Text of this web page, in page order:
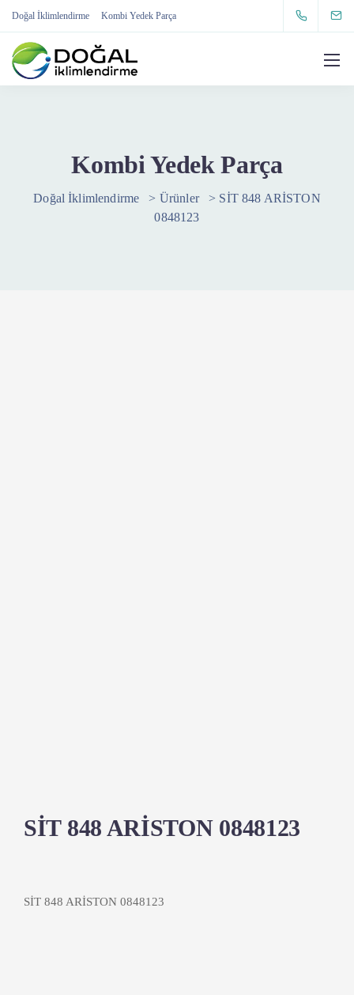
Doğal İklimlendirme Kombi Yedek Parça
Kombi Yedek Parça
Doğal İklimlendirme > Ürünler > SİT 848 ARİSTON
0848123
SİT 848 ARİSTON 0848123
SİT 848 ARİSTON 0848123